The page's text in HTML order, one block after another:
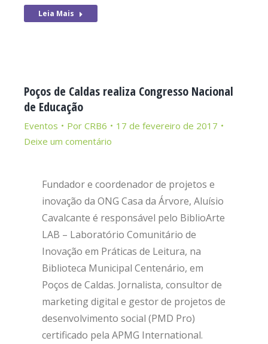
Leia Mais
Poços de Caldas realiza Congresso Nacional
de Educação
Eventos Por CRB6
17 de fevereiro de 2017
Deixe um comentário
Fundador e coordenador de projetos e
inovação da ONG Casa da Árvore, Aluísio
Cavalcante é responsável pelo BiblioArte
LAB – Laboratório Comunitário de
Inovação em Práticas de Leitura, na
Biblioteca Municipal Centenário, em
Poços de Caldas. Jornalista, consultor de
marketing digital e gestor de projetos de
desenvolvimento social (PMD Pro)
certificado pela APMG International.